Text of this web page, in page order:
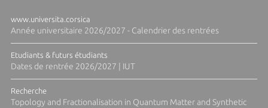
www.universita.corsica
Année universitaire 2026/2027 - Calendrier des rentrées
Etudiants & futurs étudiants
Dates de rentrée 2026/2027 | IUT
Recherche
Topology and Fractionalisation in Quantum Matter and Synthetic